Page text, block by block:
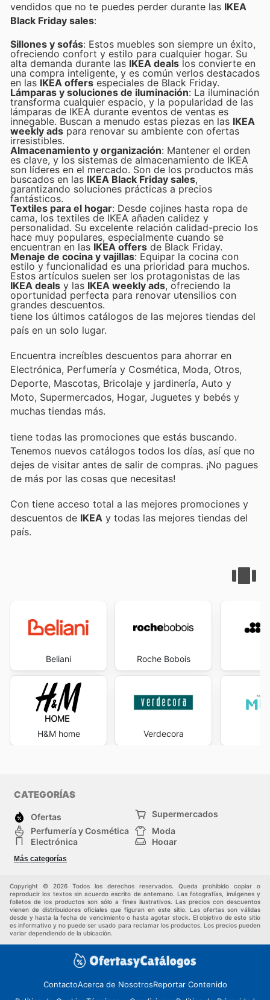
vendidos que no te puedes perder durante las IKEA
Black Friday sales:
Sillones y sofás: Estos muebles son siempre un éxito,
ofreciendo confort y estilo para cualquier hogar. Su
alta demanda durante las IKEA deals los convierte en
una compra inteligente, y es común verlos destacados
en las IKEA offers especiales de Black Friday.
Lámparas y soluciones de iluminación: La iluminación
transforma cualquier espacio, y la popularidad de las
lámparas de IKEA durante eventos de ventas es
innegable. Buscan a menudo estas piezas en las IKEA
weekly ads para renovar su ambiente con ofertas
irresistibles.
Almacenamiento y organización: Mantener el orden
es clave, y los sistemas de almacenamiento de IKEA
son líderes en el mercado. Son de los productos más
buscados en las IKEA Black Friday sales,
garantizando soluciones prácticas a precios
fantásticos.
Textiles para el hogar: Desde cojines hasta ropa de
cama, los textiles de IKEA añaden calidez y
personalidad. Su excelente relación calidad-precio los
hace muy populares, especialmente cuando se
encuentran en las IKEA offers de Black Friday.
Menaje de cocina y vajillas: Equipar la cocina con
estilo y funcionalidad es una prioridad para muchos.
Estos artículos suelen ser los protagonistas de las
IKEA deals y las IKEA weekly ads, ofreciendo la
oportunidad perfecta para renovar utensilios con
grandes descuentos.
tiene los últimos catálogos de las mejores tiendas del
país en un solo lugar.
Encuentra increíbles descuentos para ahorrar en
Electrónica, Perfumería y Cosmética, Moda, Otros,
Deporte, Mascotas, Bricolaje y jardinería, Auto y
Moto, Supermercados, Hogar, Juguetes y bebés y
muchas tiendas más.
tiene todas las promociones que estás buscando.
Tenemos nuevos catálogos todos los días, así que no
dejes de visitar antes de salir de compras. ¡No pagues
de más por las cosas que necesitas!
Con tiene acceso total a las mejores promociones y
descuentos de IKEA y todas las mejores tiendas del
país.
Beliani
H&M home
Roche Bobois
Verdecora
CATEGORÍAS
Ofertas
Supermercados
Perfumería y Cosmética
Moda
Electrónica
Hogar
Deporte
Juguetes y bebés
Más categorías
Copyright © 2026 Todos los derechos reservados. Queda prohibido copiar o
reproducir los textos sin acuerdo escrito de antemano. Las fotografías, imágenes y
folletos de los productos son sólo a fines ilustrativos. Las precios con descuentos
vienen de distribuidores oficiales que figuran en este sitio. Las ofertas son válidas
desde y hasta la fecha de vencimiento o hasta agotar stock. El objetivo de este sitio
es informativo y no puede ser usado para reclamar los productos. Los precios pueden
variar dependiendo de la ubicación.
ContactoAcerca de NosotrosReportar Contenido